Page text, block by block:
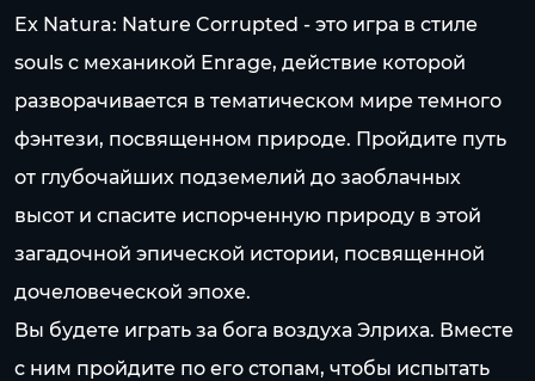
Ex Natura: Nature Corrupted - это игра в стиле
souls с механикой Enrage, действие которой
разворачивается в тематическом мире темного
фэнтези, посвященном природе. Пройдите путь
от глубочайших подземелий до заоблачных
высот и спасите испорченную природу в этой
загадочной эпической истории, посвященной
дочеловеческой эпохе.
Вы будете играть за бога воздуха Элриха. Вместе
с ним пройдите по его стопам, чтобы испытать